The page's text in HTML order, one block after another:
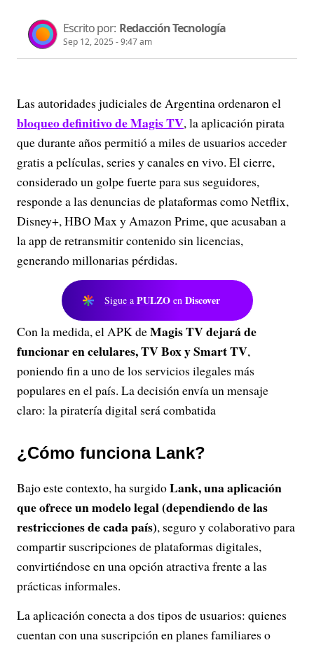
Escrito por: Redacción Tecnología
Sep 12, 2025 - 9:47 am
Las autoridades judiciales de Argentina ordenaron el
bloqueo definitivo de Magis TV, la aplicación pirata
que durante años permitió a miles de usuarios acceder
gratis a películas, series y canales en vivo. El cierre,
considerado un golpe fuerte para sus seguidores,
responde a las denuncias de plataformas como Netflix,
Disney+, HBO Max y Amazon Prime, que acusaban a
la app de retransmitir contenido sin licencias,
generando millonarias pérdidas.
Sigue a PULZO en Discover
Con la medida, el APK deMagis TV dejará de
funcionar en celulares, TV Box y Smart TV,
poniendo fin a uno de los servicios ilegales más
populares en el país. La decisión envía un mensaje
claro: la piratería digital será combatida
¿Cómo funciona Lank?
Bajo este contexto, ha surgidoLank, una aplicación
que ofrece un modelo legal (dependiendo de las
restricciones de cada país), seguro y colaborativo para
compartir suscripciones de plataformas digitales,
convirtiéndose en una opción atractiva frente a las
prácticas informales.
La aplicación conecta a dos tipos de usuarios: quienes
cuentan con una suscripción en planes familiares o